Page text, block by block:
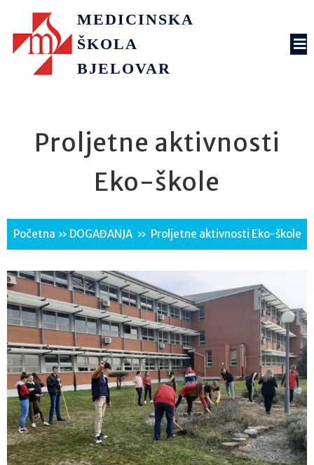
MEDICINSKA
ŠKOLA
BJELOVAR
Proljetne aktivnosti
Eko-škole
Početna » DOGAĐANJA » Proljetne aktivnosti Eko-škole